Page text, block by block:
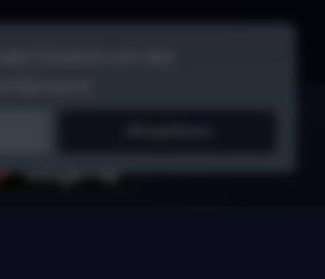
Filme in Sekunden merken, Tipps von